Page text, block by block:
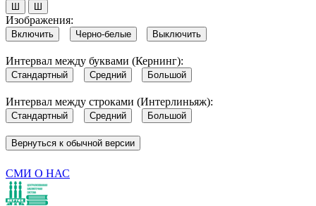
Ш Ш
Изображения:
Включить Черно-белые Выключить
Интервал между буквами (Кернинг):
Стандартный Средний Большой
Интервал между строками (Интерлиньяж):
Стандартный Средний Большой
Вернуться к обычной версии
СМИ О НАС